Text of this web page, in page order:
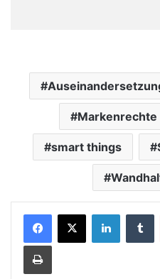
Markenrechte
smart things